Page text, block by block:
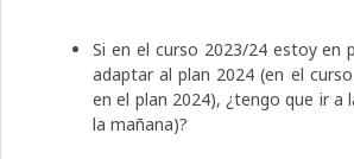
Si en el curso 2023/24 estoy en
adaptar al plan 2024 (en el
en el plan 2024), ¿tengo que ir a
la mañana)?